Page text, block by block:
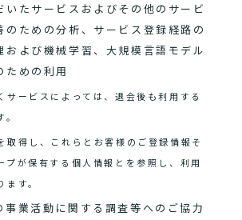
いたサービスおよびその他のサービ
のための分析、サービス登録経路の
および機械学習、大規模言語モデル
ための利用
サービスによっては、退会後も利用する
取得し、これらとお客様のご登録情報そ
プが保有する個人情報とを参照し、利用
す。
事業活動に関する調査等へのご協力